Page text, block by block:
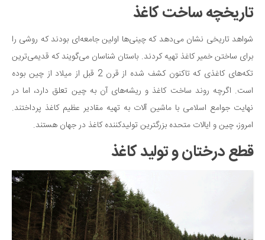
ورزش و تندرستی
روانشناسی
مراکز پزشکی و دارویی
فرهنگ و هنر
سینما و تئاتر
تلویزیون
موسیقی
چهره‌ها
تاریخچه ساخت کاغذ
شواهد تاریخی نشان می‌دهد که چینی‌ها اولین جامعه‌ای بودند که روشی را
برای ساختن خمیر کاغذ تهیه کردند. باستان شناسان می‌گویند که قدیمی‌ترین
تکه‌های کاغذی که تاکنون کشف شده از قرن 2 قبل از میلاد از چین بوده
است. اگرچه روند ساخت کاغذ و ریشه‌های آن به چین تعلق دارد، اما در
نهایت جوامع اسلامی با ماشین آلات به تهیه مقادیر عظیم کاغذ پرداختند.
امروز، چین و ایالات متحده بزرگترین تولیدکننده کاغذ در جهان هستند.
قطع درختان و تولید کاغذ